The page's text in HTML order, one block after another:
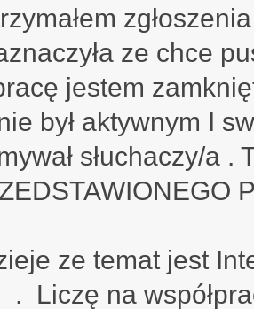
ze chce
jestem
był aktywnym I
słuchaczy/a
ze temat jest
. Liczę na